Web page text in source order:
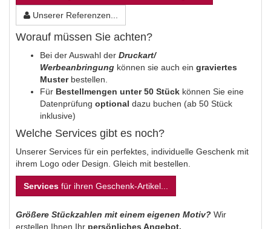
Unserer Referenzen...
Worauf müssen Sie achten?
Bei der Auswahl der Druckart/
Werbeanbringung können sie auch ein graviertes
Musterbestellen.
Für Bestellmengen unter 50 Stück können Sie eine
Datenprüfung optional dazu buchen (ab 50 Stück
inklusive)
Welche Services gibt es noch?
Unserer Services für ein perfektes, individuelle Geschenk mit
ihrem Logo oder Design. Gleich mit bestellen.
Services für ihren Geschenk-Artikel...
Größere Stückzahlen mit einem eigenen Motiv? Wir
erstellen Ihnen Ihr persönliches Angebot.